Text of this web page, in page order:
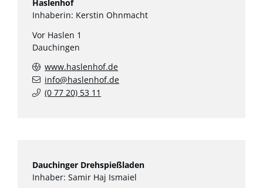
Haslenhof
Inhaberin: Kerstin Ohnmacht
Vor Haslen 1
Dauchingen
www.haslenhof.de
info@haslenhof.de
(0 77 20) 53 11
Dauchinger Drehspießladen
Inhaber: Samir Haj Ismaiel